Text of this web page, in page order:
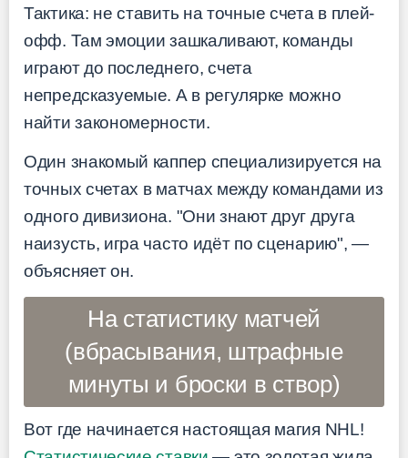
Тактика: не ставить на точные счета в плей-
офф. Там эмоции зашкаливают, команды
играют до последнего, счета
непредсказуемые. А в регулярке можно
найти закономерности.
Один знакомый каппер специализируется на
точных счетах в матчах между командами из
одного дивизиона. "Они знают друг друга
наизусть, игра часто идёт по сценарию", —
объясняет он.
На статистику матчей
(вбрасывания, штрафные
минуты и броски в створ)
Вот где начинается настоящая магия NHL!